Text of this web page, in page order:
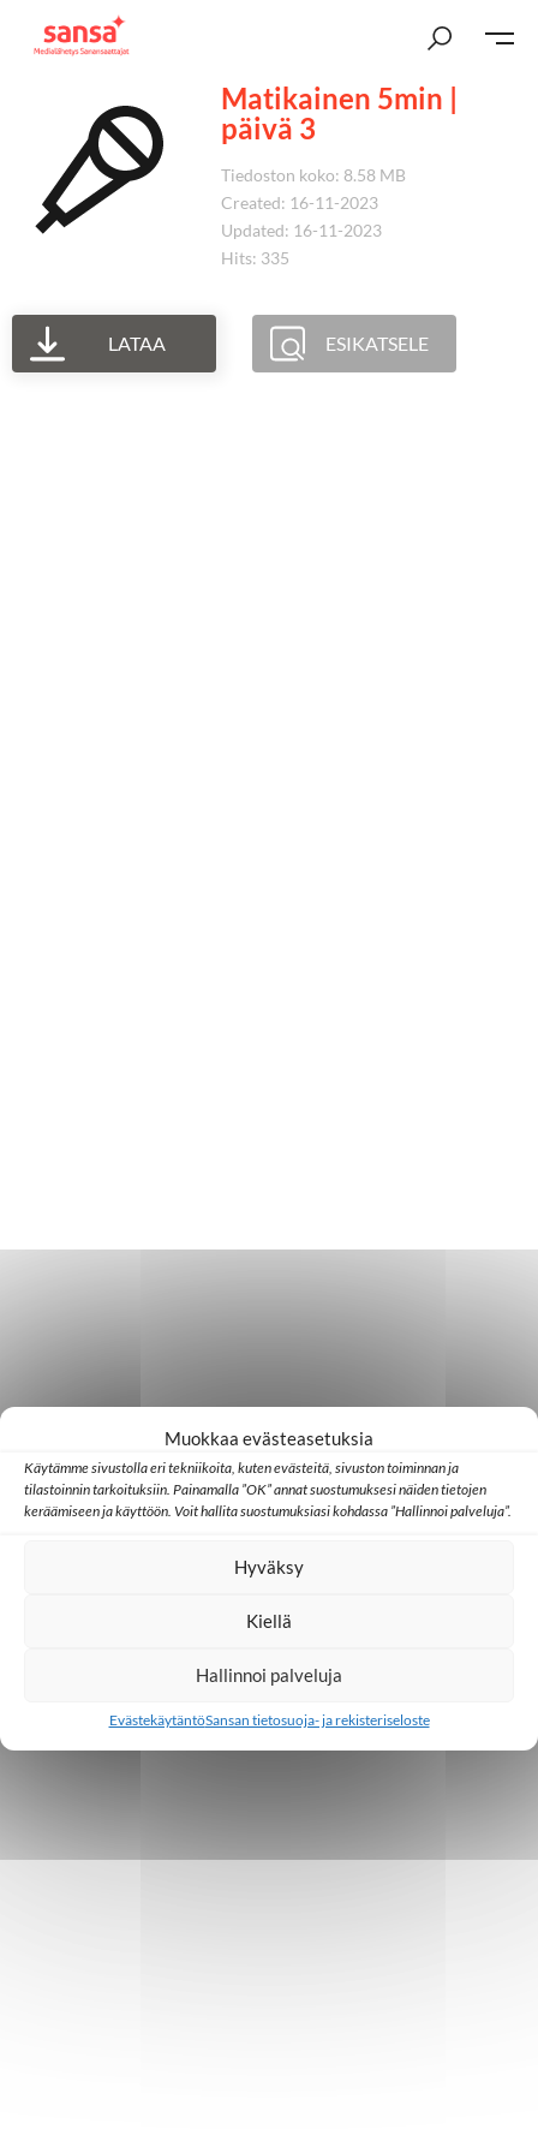
Muokkaa evästeasetuksia
Käytämme sivustolla eri tekniikoita, kuten evästeitä, sivuston toiminnan ja
tilastoinnin tarkoituksiin. Painamalla ”OK” annat suostumuksesi näiden tietojen
keräämiseen ja käyttöön. Voit hallita suostumuksiasi kohdassa ”Hallinnoi palveluja”.
Hyväksy
Kiellä
Hallinnoi palveluja
EvästekäytäntöSansan tietosuoja- ja rekisteriseloste
Matikainen 5min |
päivä 3
Tiedoston koko: 8.58 MB
Created: 16-11-2023
Updated: 16-11-2023
Hits: 335
LATAA ESIKATSELE